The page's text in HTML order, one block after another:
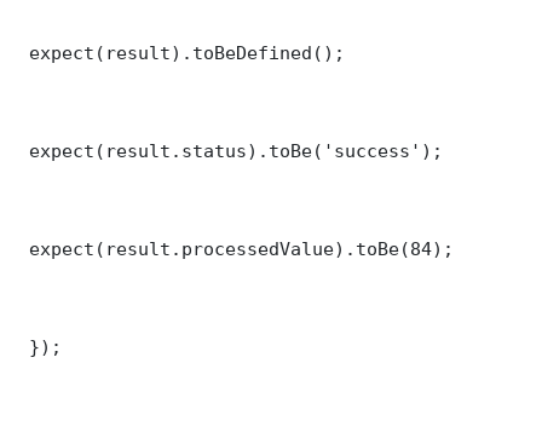
expect(result).toBeDefined();
expect(result.status).toBe('success');
expect(result.processedValue).toBe(84);
});